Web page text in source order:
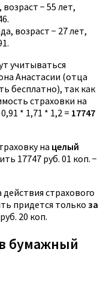
− 55 лет,
возраст − 27 лет,
учитываться
Анастасии (отца
бесплатно), так как
страховки на
* 1,71 * 1,2 = 17747
на целый
17747 руб. 01 коп. −
страхового
придется только за
20 коп.
бумажный